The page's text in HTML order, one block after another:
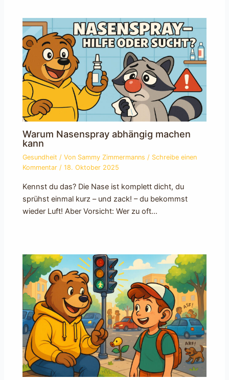
Warum Nasenspray abhängig machen
kann
Gesundheit / Von Sammy Zimmermanns / Schreibe einen
Kommentar /18. Oktober 2025
Kennst du das? Die Nase ist komplett dicht, du
sprühst einmal kurz – und zack! – du bekommst
wieder Luft! Aber Vorsicht: Wer zu oft…